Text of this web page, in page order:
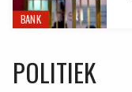
BANK
POLITIEK